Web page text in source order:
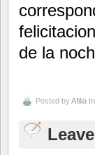
de la
Posted byAfilia